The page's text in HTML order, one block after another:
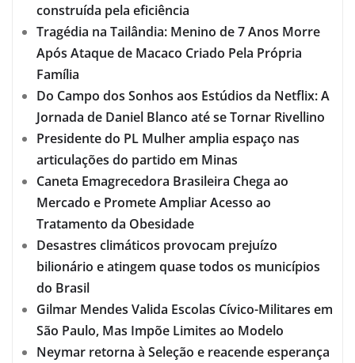
construída pela eficiência
Tragédia na Tailândia: Menino de 7 Anos Morre
Após Ataque de Macaco Criado Pela Própria
Família
Do Campo dos Sonhos aos Estúdios da Netflix: A
Jornada de Daniel Blanco até se Tornar Rivellino
Presidente do PL Mulher amplia espaço nas
articulações do partido em Minas
Caneta Emagrecedora Brasileira Chega ao
Mercado e Promete Ampliar Acesso ao
Tratamento da Obesidade
Desastres climáticos provocam prejuízo
bilionário e atingem quase todos os municípios
do Brasil
Gilmar Mendes Valida Escolas Cívico-Militares em
São Paulo, Mas Impõe Limites ao Modelo
Neymar retorna à Seleção e reacende esperança